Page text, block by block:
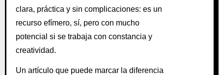
clara, práctica y sin complicaciones: es un
recurso efímero, sí, pero con mucho
potencial si se trabaja con constancia y
creatividad.
Un artículo que puede marcar la diferencia